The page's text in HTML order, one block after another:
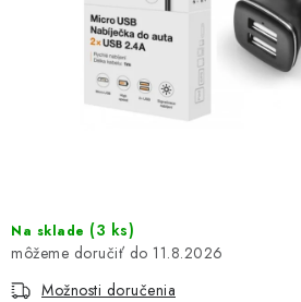
: DOBRÁ CENA
: PREDAJŇA ZV
: TOP PRODUKTY
: NOVÉ PRODUKTY
Na sklade (3 ks)
11.8.2026
Možnosti doručenia